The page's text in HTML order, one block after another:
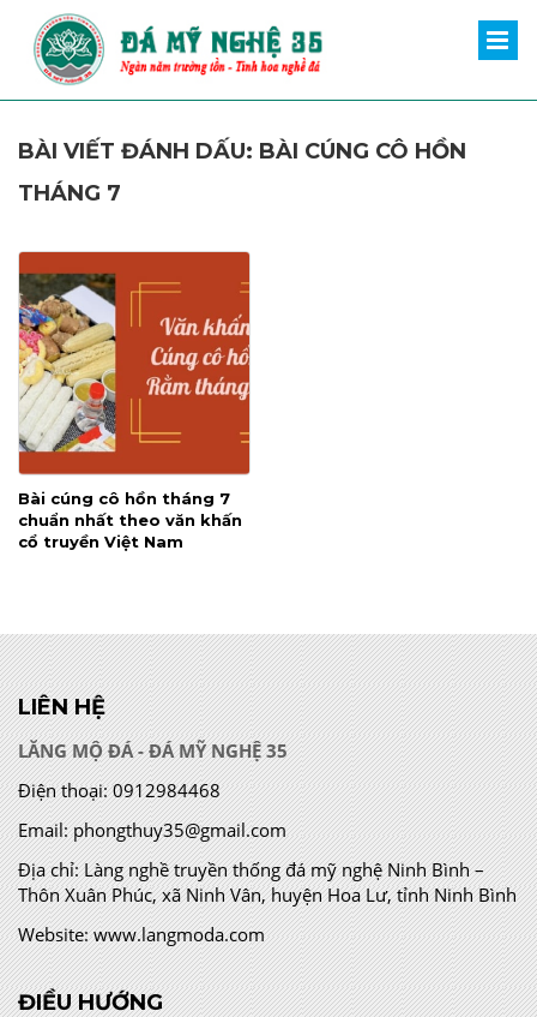
BÀI VIẾT ĐÁNH DẤU: BÀI CÚNG CÔ HỒN
THÁNG 7
Bài cúng cô hồn tháng 7
chuẩn nhất theo văn khấn
cổ truyền Việt Nam
LIÊN HỆ
LĂNG MỘ ĐÁ - ĐÁ MỸ NGHỆ 35
Điện thoại: 0912984468
Email: phongthuy35@gmail.com
Địa chỉ:Làng nghề truyền thống đá mỹ nghệ Ninh Bình –
Thôn Xuân Phúc, xã Ninh Vân, huyện Hoa Lư, tỉnh Ninh Bình
Website: www.langmoda.com
ĐIỀU HƯỚNG